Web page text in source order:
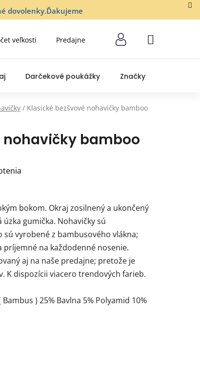
dovolenky.Ďakujeme
veľkosti Predajne
NÁKUPNÝ
Darčekové poukážky Značky
/ Klasické bezšvové nohavičky bamboo
nohavičky bamboo
bokom. Okraj zosilnený a ukončený
gumička. Nohavičky sú
vyrobené z bambusového vlákna;
príjemné na každodenné nosenie.
aj na naše predajne; pretože je
K dispozícii viacero trendových farieb.
) 25% Bavlna 5% Polyamid 10%